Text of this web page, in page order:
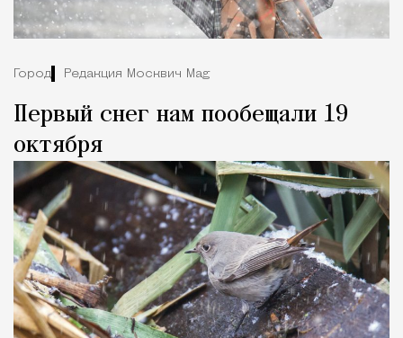
Город Редакция Москвич Mag
Первый снег нам пообещали 19
октября